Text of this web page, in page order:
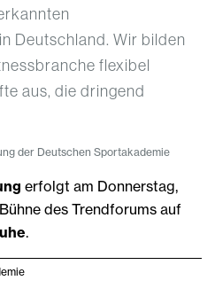
Deutschland. Wir bilden
flexibel
aus, die dringend
der Deutschen Sportakademie
erfolgt am Donnerstag,
des Trendforums auf
.